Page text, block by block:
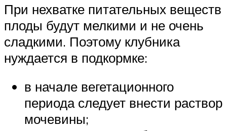
При нехватке питательных веществ
плоды будут мелкими и не очень
сладкими. Поэтому клубника
нуждается в подкормке:
в начале вегетационного
периода следует внести раствор
мочевины;